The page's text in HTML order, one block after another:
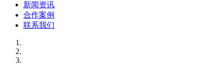
新闻资讯
合作案例
联系我们